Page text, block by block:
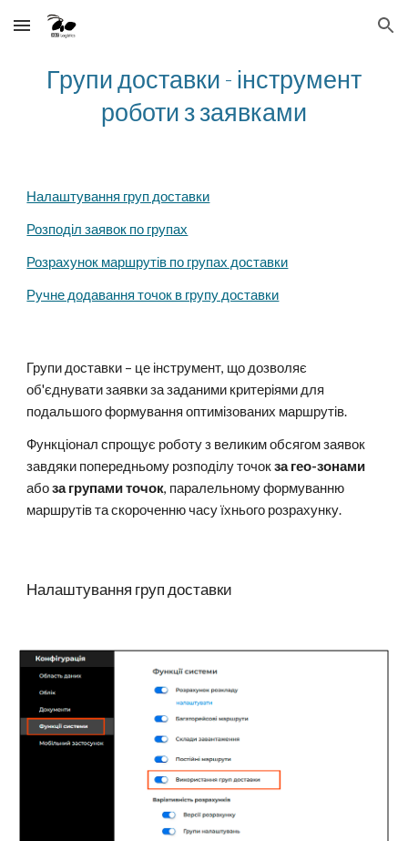
Skip to main content Skip to navigation
Групи доставки - інструмент
роботи з заявками
Налаштування груп доставки
Розподіл заявок по групах
Розрахунок маршрутів по групах доставки
Ручне додавання точок в групу доставки
Групи доставки – це інструмент, що дозволяє
об'єднувати заявки за заданими критеріями для
подальшого формування оптимізованих маршрутів.
Функціонал спрощує роботу з великим обсягом заявок
завдяки попередньому розподілу точокза гео-зонами
абоза групами точок, паралельному формуванню
маршрутів та скороченню часу їхнього розрахунку.
Налаштування груп доставки